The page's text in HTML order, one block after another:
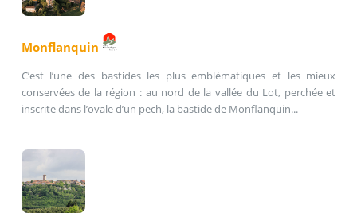
Monflanquin
C’est l’une des bastides les plus emblématiques et les mieux
conservées de la région : au nord de la vallée du Lot, perchée et
inscrite dans l’ovale d’un pech, la bastide de Monflanquin...